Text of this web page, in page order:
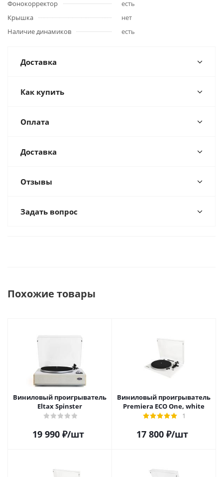
Фонокорректор
есть
Крышка
нет
Наличие динамиков
есть
Доставка
Как купить
Оплата
Доставка
Отзывы
Задать вопрос
Похожие товары
Виниловый проигрыватель
Eltax Spinster
19 990₽/шт
Виниловый проигрыватель
Premiera ECO One, white
1
17 800₽/шт